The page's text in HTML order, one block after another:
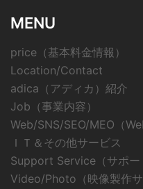
MENU
price（基本料金情報）
Location/Contact
adica（アディカ）紹介
Job（事業内容）
Web/SNS/SEO/MEO（
ＩＴ＆その他サービス
Support Service（サポー
Video/Photo（映像製作サ